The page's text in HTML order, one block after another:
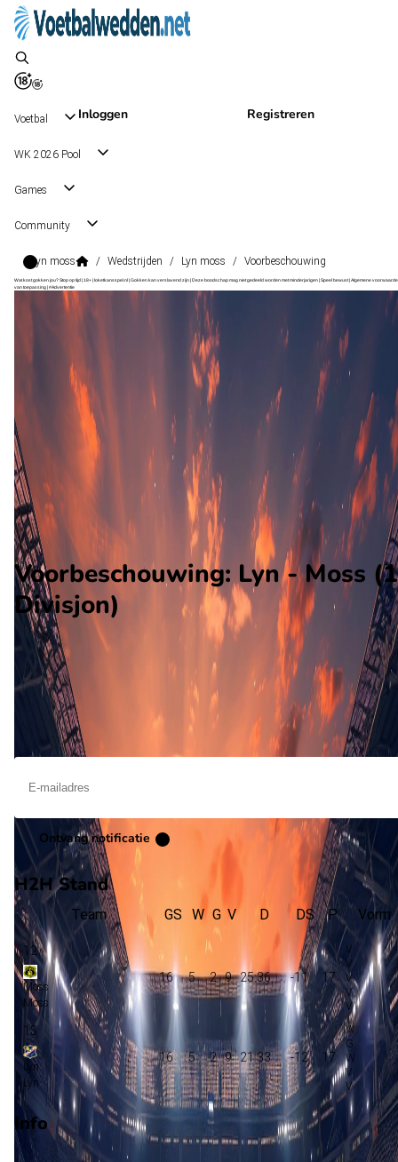
Inloggen Registreren
Voetbal
WK 2026 Pool
Games
Community
Lyn moss / Wedstrijden / Lyn moss / Voorbeschouwing
Wat kost gokken jou? Stop op tijd | 18+ | loketkansspel.nl | Gokken kan verslavend zijn | Deze boodschap mag niet gedeeld worden met minderjarigen | Speel bewust | Algemene
van toepassing | #Advertentie
1. Divisjon , Noorwegen
18 okt 15:00
Alle wedstrijden
Lyn - Moss
Opstellingen
Voorspelling
Voorbeschouwing
Voorbeschouwing: Lyn - Moss
Divisjon)
Op oktober 18 2026 gaat Lyn de strijd aan met Moss. De
wedstrijd wordt afgetrapt om 15:00 en wordt gespeeld in de
Norway 2.
Ontvang een notificatie als deze voorbeschouwing beschikbaar is
Ontvang notificatie
H2H Stand
Team GS W G V D DS P Vorm
12
Moss
Moss
16 5 2 9 25:36 -11 17
13
Lyn
Lyn
16 5 2 9 21:33 -12 17
Info
Op 18 oktober 2026 gaat Lyn de strijd aan met Moss. De